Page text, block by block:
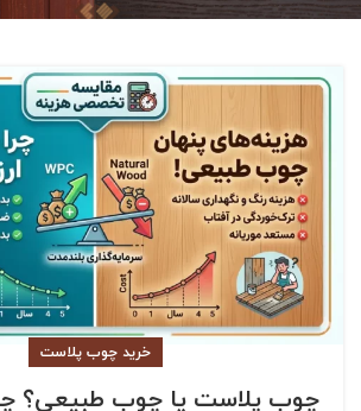
خرید چوب پلاست
چوب پلاست یا چوب طبیعی؟